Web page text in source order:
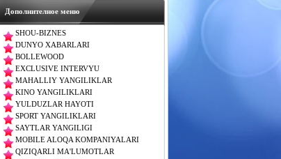
Дополнителное меню
SHOU-BIZNES
DUNYO XABARLARI
BOLLEWOOD
EXCLUSIVE INTERVYU
MAHALLIY YANGILIKLAR
KINO YANGILIKLARI
YULDUZLAR HAYOTI
SPORT YANGILIKLARI
SAYTLAR YANGILIGI
MOBILE ALOQA KOMPANIYALARI
QIZIQARLI MA'LUMOTLAR